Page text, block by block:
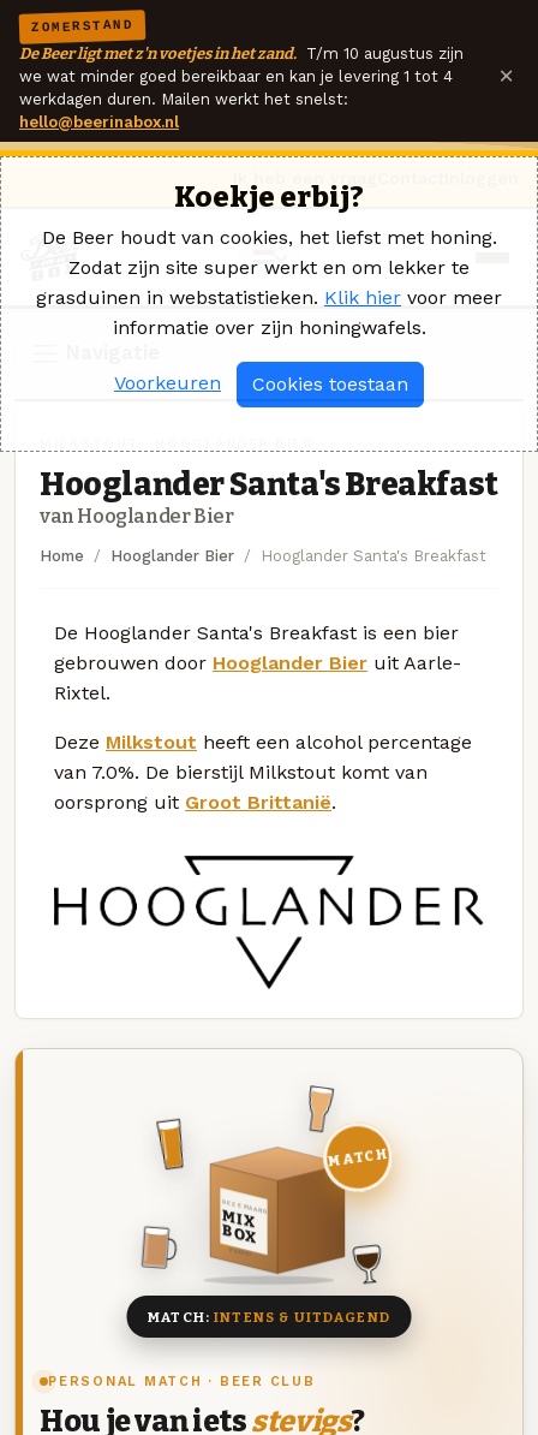
ZOMERSTAND
De Beer ligt met z'n voetjes in het zand. T/m 10 augustus zijn
we wat minder goed bereikbaar en kan je levering 1 tot 4
werkdagen duren. Mailen werkt het snelst:
hello@beerinabox.nl
×
Hooglander Santa's Breakfast
van Hooglander Bier
Home Hooglander Bier Hooglander Santa's Breakfast
De Hooglander Santa's Breakfast is een bier
gebrouwen door Hooglander Bier uit Aarle-
Rixtel.
Deze Milkstout heeft een alcohol percentage
van 7.0%. De bierstijl Milkstout komt van
oorsprong uit Groot Brittanië.
PERSONAL MATCH · BEER CLUB
Hou je van ietsstevigs?
DEZE MAAND
MIX
BOX
8 BIEREN
MATCH
MATCH:INTENS & UITDAGEND
Koekje erbij?
De Beer houdt van cookies, het liefst met honing.
Zodat zijn site super werkt en om lekker te
grasduinen in webstatistieken. Klik hier voor meer
informatie over zijn honingwafels.
Voorkeuren Cookies toestaan